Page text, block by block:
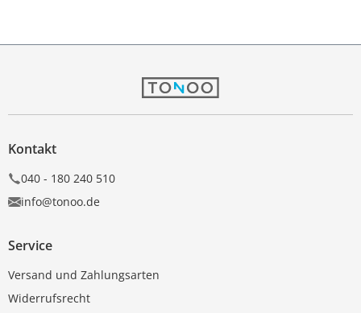
Kontakt
040 - 180 240 510
info@tonoo.de
Service
Versand und Zahlungsarten
Widerrufsrecht